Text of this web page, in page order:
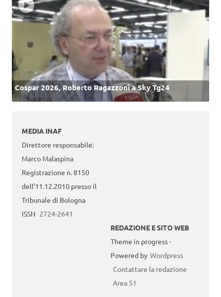
Cospar 2026, Roberto Ragazzoni a Sky Tg24
MEDIA INAF
Direttore responsabile:
Marco Malaspina
Registrazione n. 8150
dell’11.12.2010 presso il
Tribunale di Bologna
ISSN 2724-2641
REDAZIONE E SITO WEB
Theme in progress -
Powered by Wordpress
Contattare la redazione
Area 51